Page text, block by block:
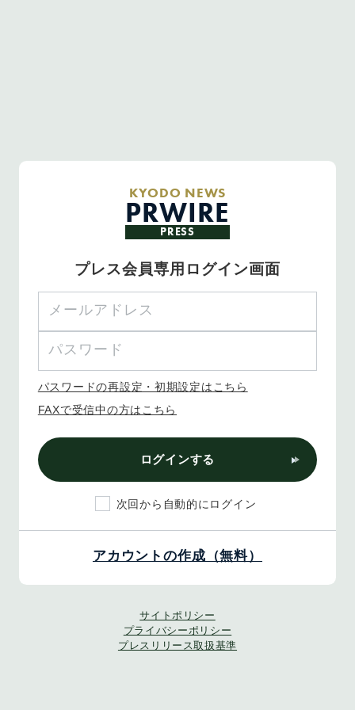
KYODO NEWS
PRWIRE
PRESS
プレス会員専用ログイン画面
パスワードの再設定・初期設定はこちら
FAXで受信中の方はこちら
ログインする
次回から自動的にログイン
アカウントの作成（無料）
サイトポリシー
プライバシーポリシー
プレスリリース取扱基準